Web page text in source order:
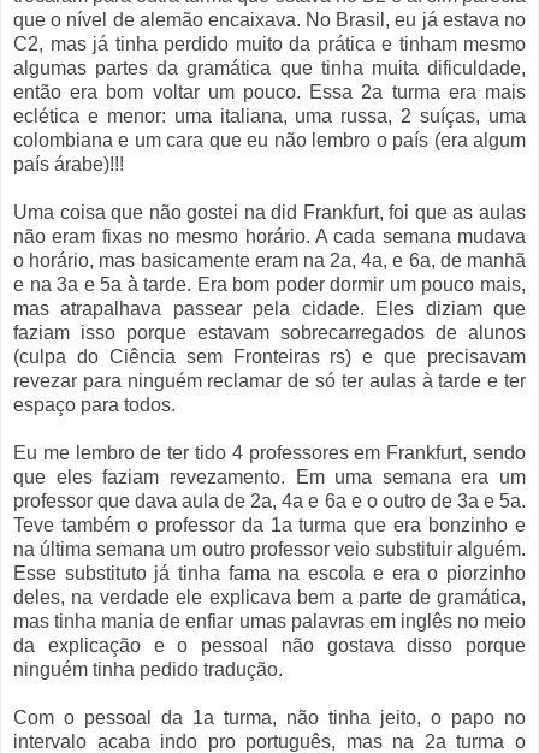
que o nível de alemão encaixava. No Brasil, eu já estava no
C2, mas já tinha perdido muito da prática e tinham mesmo
algumas partes da gramática que tinha muita dificuldade,
então era bom voltar um pouco. Essa 2a turma era mais
eclética e menor: uma italiana, uma russa, 2 suíças, uma
colombiana e um cara que eu não lembro o país (era algum
país árabe)!!!
Uma coisa que não gostei na did Frankfurt, foi que as aulas
não eram fixas no mesmo horário. A cada semana mudava
o horário, mas basicamente eram na 2a, 4a, e 6a, de manhã
e na 3a e 5a à tarde. Era bom poder dormir um pouco mais,
mas atrapalhava passear pela cidade. Eles diziam que
faziam isso porque estavam sobrecarregados de alunos
(culpa do Ciência sem Fronteiras rs) e que precisavam
revezar para ninguém reclamar de só ter aulas à tarde e ter
espaço para todos.
Eu me lembro de ter tido 4 professores em Frankfurt, sendo
que eles faziam revezamento. Em uma semana era um
professor que dava aula de 2a, 4a e 6a e o outro de 3a e 5a.
Teve também o professor da 1a turma que era bonzinho e
na última semana um outro professor veio substituir alguém.
Esse substituto já tinha fama na escola e era o piorzinho
deles, na verdade ele explicava bem a parte de gramática,
mas tinha mania de enfiar umas palavras em inglês no meio
da explicação e o pessoal não gostava disso porque
ninguém tinha pedido tradução.
Com o pessoal da 1a turma, não tinha jeito, o papo no
intervalo acaba indo pro português, mas na 2a turma o